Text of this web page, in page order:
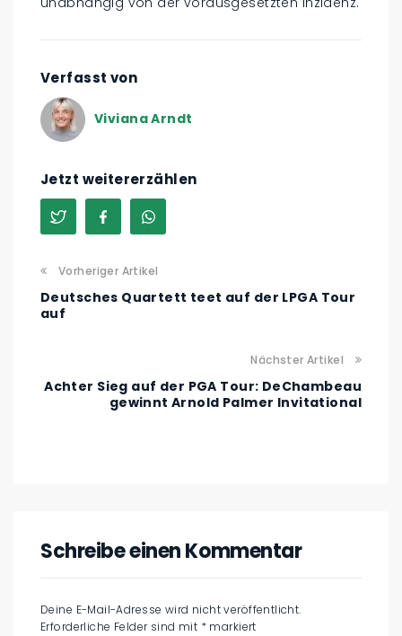
Verfasst von
Viviana Arndt
Jetzt weitererzählen
Vorheriger Artikel
Deutsches Quartett teet auf der LPGA Tour
auf
Nächster Artikel
Achter Sieg auf der PGA Tour: DeChambeau
gewinnt Arnold Palmer Invitational
Schreibe einen Kommentar
Deine E-Mail-Adresse wird nicht veröffentlicht.
Erforderliche Felder sind mit * markiert